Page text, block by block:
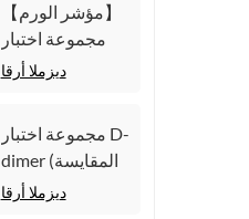
الضوئية
المتجانسة)
【مؤشر الورم】
مجموعة اختبار
مستضد السرطان
الكيميائية الضوئية
المتجانسة)
ديزملا أرقا
مجموعة اختبار D-
dimer (المقايسة
المناعية للتألق
ديزملا أرقا